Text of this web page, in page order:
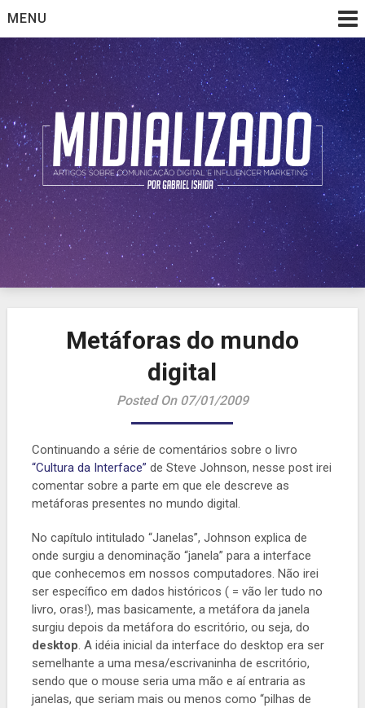
to
content
MENU
Midializado
Artigos sobre comunicação digital e influencer marketing
Metáforas do mundo
digital
Posted On 07/01/2009
Continuando a série de comentários sobre o livro
“Cultura da Interface” de Steve Johnson, nesse post irei
comentar sobre a parte em que ele descreve as
metáforas presentes no mundo digital.
No capítulo intitulado “Janelas”, Johnson explica de
onde surgiu a denominação “janela” para a interface
que conhecemos em nossos computadores. Não irei
ser específico em dados históricos ( = vão ler tudo no
livro, oras!), mas basicamente, a metáfora da janela
surgiu depois da metáfora do escritório, ou seja, do
desktop. A idéia inicial da interface do desktop era ser
semelhante a uma mesa/escrivaninha de escritório,
sendo que o mouse seria uma mão e aí entraria as
janelas, que seriam mais ou menos como “pilhas de